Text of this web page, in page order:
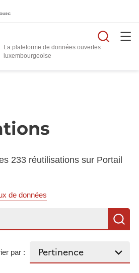
La plateforme de données ouvertes
233 réutilisations sur Portail
de données
par :